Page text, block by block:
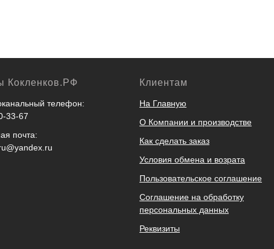
Кокленков.РФ
телефон:
33-67
почта:
Клиентам
На Главную
О Компании и производстве
Как сделать заказ
Условия обмена и возрата
Пользовательское соглашение
Соглашение на обработку
персональных данных
Реквизиты